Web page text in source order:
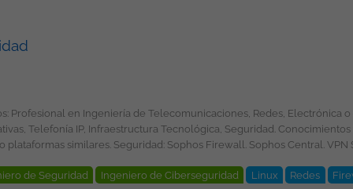
Seguridad. Conocimientos técnicos: Redes: TCP/IP. Routing y switching. VLAN. VPN.
de Seguridad Ingeniero de Ciberseguridad Linux Redes